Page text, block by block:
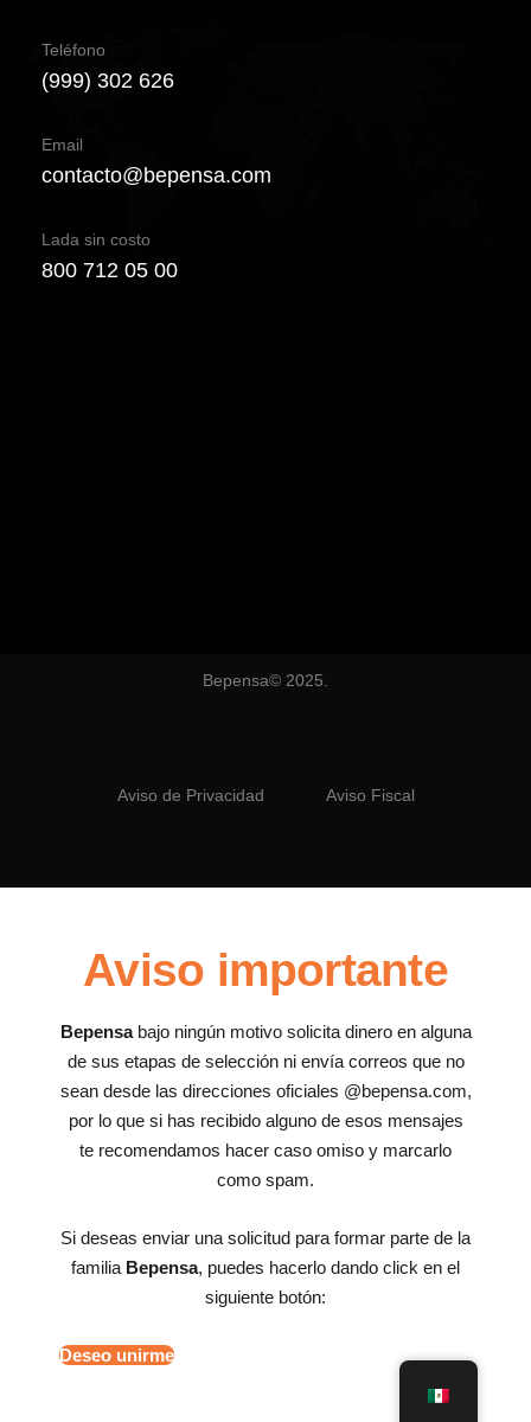
Teléfono
(999) 302 626
Email
contacto@bepensa.com
Lada sin costo
800 712 05 00
Bepensa© 2025.
Aviso de Privacidad Aviso Fiscal
Aviso importante
Bepensabajo ningún motivo solicita dinero en alguna
de sus etapas de selección ni envía correos que no
sean desde las direcciones oficiales @bepensa.com,
por lo que si has recibido alguno de esos mensajes
te recomendamos hacer caso omiso y marcarlo
como spam.
Si deseas enviar una solicitud para formar parte de la
familia Bepensa, puedes hacerlo dando click en el
siguiente botón:
Deseo unirme